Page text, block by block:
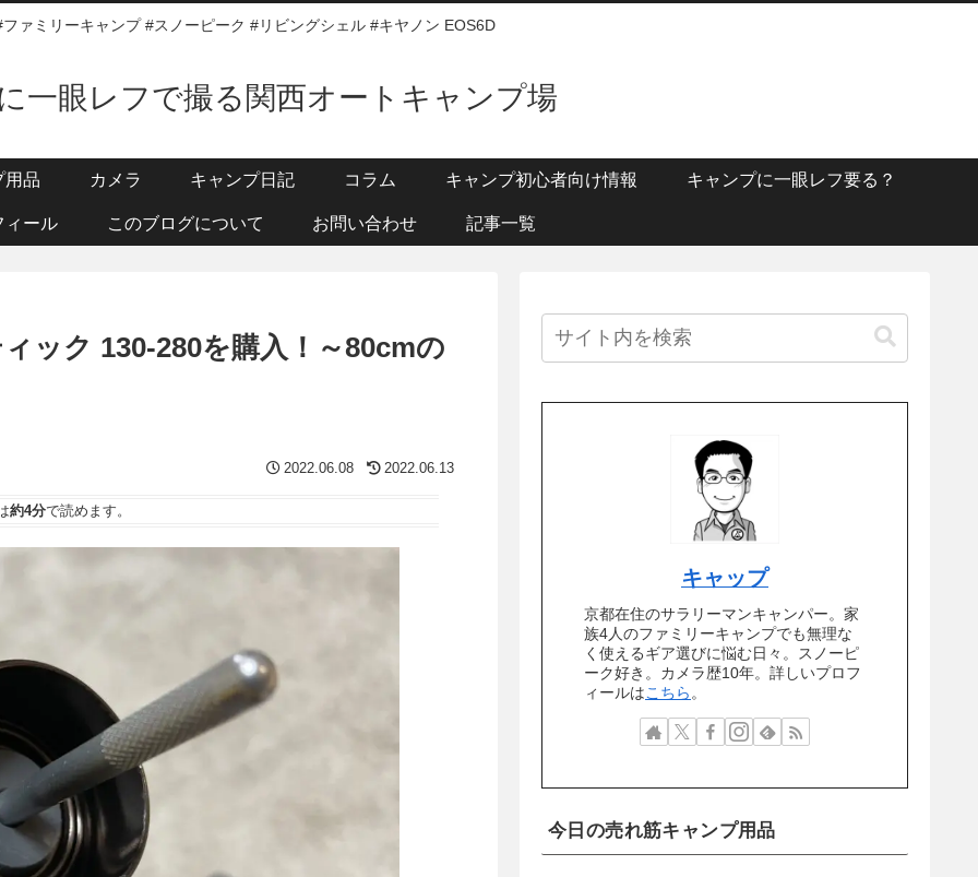
ァミリーキャンプ #スノーピーク #リビングシェル #キヤノン EOS6D
一眼レフで撮る関西オートキャンプ場
用品 カメラ キャンプ日記 コラム キャンプ初心者向け情報 キャンプに一眼レフ要る？
ィール このブログについて お問い合わせ 記事一覧
ック 130-280を購入！～80cmの
2022.06.08 2022.06.13
約4分で読めます。
キャップ
京都在住のサラリーマンキャンパー。家
族4人のファミリーキャンプでも無理な
く使えるギア選びに悩む日々。スノーピ
ーク好き。カメラ歴10年。詳しいプロフ
ィールはこちら 。
今日の売れ筋キャンプ用品